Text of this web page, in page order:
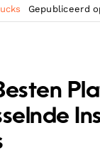
Gepubliceerd